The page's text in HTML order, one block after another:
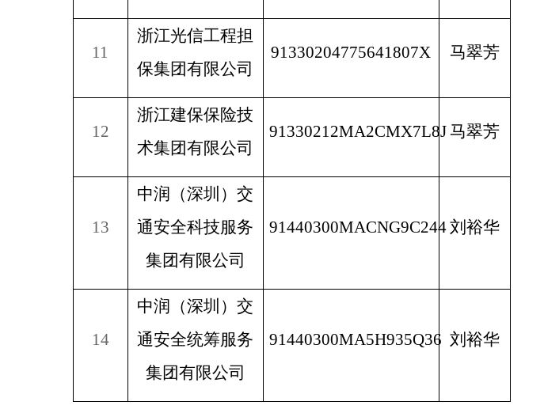
11
浙江光信工程担
保集团有限公司
91330204775641807X 马翠芳
12
浙江建保保险技
术集团有限公司
91330212MA2CMX7L8J 马翠芳
13
中润（深圳）交
通安全科技服务
集团有限公司
91440300MACNG9C244刘裕华
14
中润（深圳）交
通安全统筹服务
集团有限公司
91440300MA5H935Q36 刘裕华